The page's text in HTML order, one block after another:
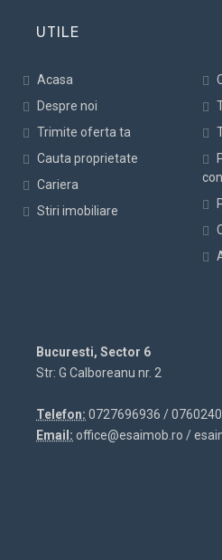
UTILE
Acasa
Despre noi
Trimite oferta ta
Cauta proprietate
Cariera
Stiri imobiliare
Bucuresti, Sector 6
Str: G Calboreanu nr. 2
Telefon: 0727696936 /
Email: office@esaimob.ro /